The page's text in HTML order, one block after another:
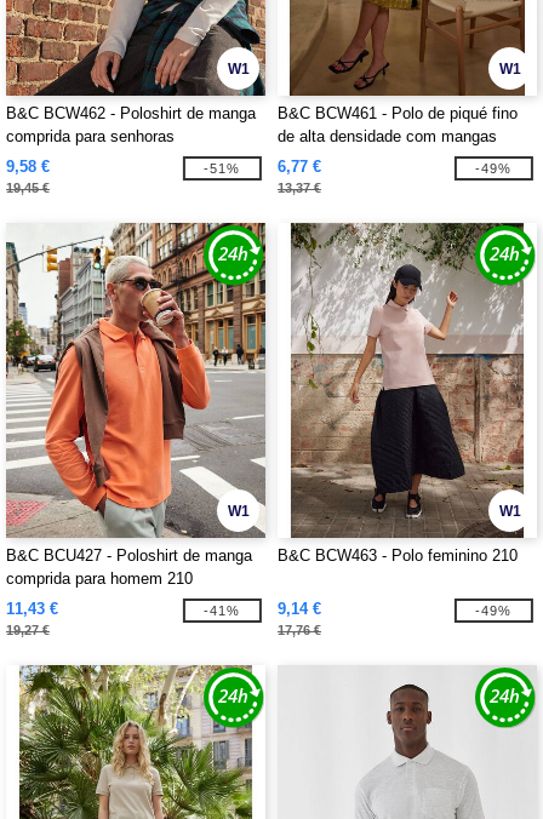
W1
B&C BCW462 - Poloshirt de manga
comprida para senhoras
9,58 €
19,45 €
-51%
W1
B&C BCW461 - Polo de piqué fino
de alta densidade com mangas
curtas
6,77 €
13,37 €
-49%
W1
B&C BCU427 - Poloshirt de manga
comprida para homem 210
11,43 €
19,27 €
-41%
W1
B&C BCW463 - Polo feminino 210
9,14 €
17,76 €
-49%